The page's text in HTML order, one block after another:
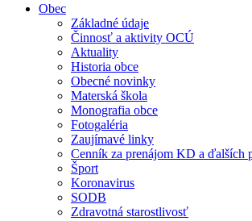
Obec
Základné údaje
Činnosť a aktivity OCÚ
Aktuality
Historia obce
Obecné novinky
Materská škola
Monografia obce
Fotogaléria
Zaujímavé linky
Cenník za prenájom KD a ďalších
Šport
Koronavirus
SODB
Zdravotná starostlivosť